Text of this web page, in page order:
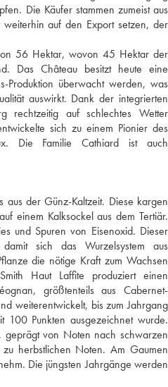
Die Käufer stammen zumeist aus
auf den Export setzen, der
56 Hektar, wovon 45 Hektar der
Das Château besitzt heute eine
Produktion überwacht werden, was
auswirkt. Dank der integrierten
rechtzeitig auf schlechtes Wetter
sich zu einem Pionier des
Die Familie Cathiard ist auch
aus der Günz-Kaltzeit. Diese kargen
einem Kalksockel aus dem Tertiär.
und Spuren von Eisenoxid. Dieser
sich das Wurzelsystem aus
die nötige Kraft zum Wachsen
Haut Laffite produziert einen
größtenteils aus Cabernet-
weiterentwickelt, bis zum Jahrgang
Punkten ausgezeichnet wurde.
geprägt von Noten nach schwarzen
herbstlichen Noten. Am Gaumen
Die jüngsten Jahrgänge werden